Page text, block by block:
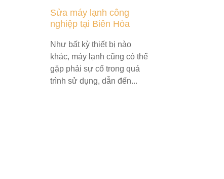
Sửa máy lạnh công
nghiệp tại Biên Hòa
Như bất kỳ thiết bị nào
khác, máy lạnh cũng có thể
gặp phải sự cố trong quá
trình sử dụng, dẫn đến...